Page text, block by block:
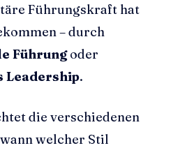
Führungskraft hat
– durch
Führungoder
.
die verschiedenen
welcher Stil